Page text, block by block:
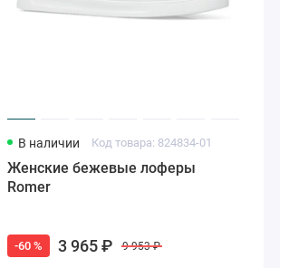
В наличии Код товара: 824834-01
Женские бежевые лоферы
Romer
-60 % 3 965 ₽ 9 953 ₽